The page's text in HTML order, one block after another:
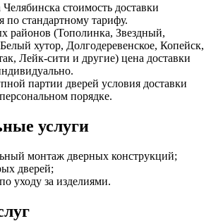
стоимость доставки
по стандартному тарифу.
районов (Тополинка, Звездный,
хутор, Долгодеревенское, Копейск,
Лейк-сити и другие) цена доставки
партии дверей условия доставки
порядке.
услуги
монтаж дверных конструкций;
дверей;
уходу за изделиями.